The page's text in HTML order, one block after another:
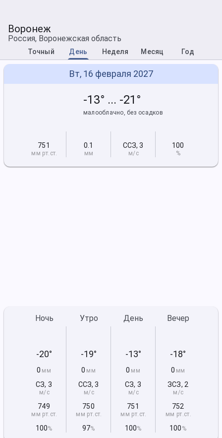
Воронеж
Россия, Воронежская область
Точный День Неделя Месяц Год
Вт, 16 февраля 2027
-13° ... -21°
малооблачно, без осадков
751
мм рт.ст.
0.1
мм
ССЗ,3
м/с
100
%
Ночь
-20°
0 мм
СЗ, 3
м/с
749
мм рт.ст.
100%
Утро
-19°
0 мм
ССЗ,3
м/с
750
мм рт.ст.
97%
День
-13°
0 мм
СЗ, 3
м/с
751
мм рт.ст.
100%
Вечер
-18°
0 мм
ЗСЗ, 2
м/с
752
мм рт.ст.
100 %